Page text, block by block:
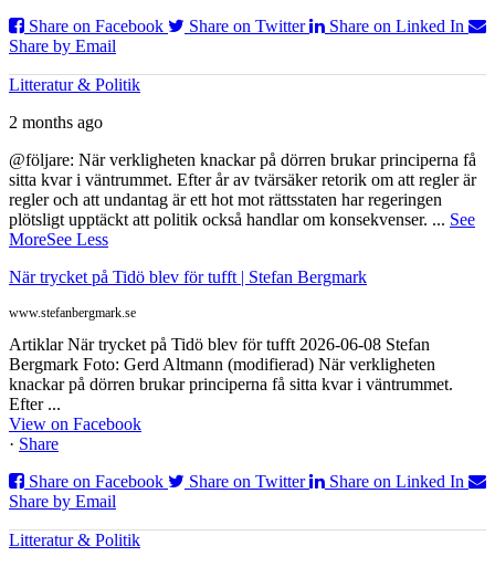
Share on Facebook
Share on Twitter
Share on Linked In
Share by Email
Litteratur & Politik
2 months ago
@följare: När verkligheten knackar på dörren brukar principerna få
sitta kvar i väntrummet. Efter år av tvärsäker retorik om att regler är
regler och att undantag är ett hot mot rättsstaten har regeringen
plötsligt upptäckt att politik också handlar om konsekvenser. ... See
MoreSee Less
När trycket på Tidö blev för tufft | Stefan Bergmark
www.stefanbergmark.se
Artiklar När trycket på Tidö blev för tufft 2026-06-08 Stefan
Bergmark Foto: Gerd Altmann (modifierad) När verkligheten
knackar på dörren brukar principerna få sitta kvar i väntrummet.
Efter ...
View on Facebook
· Share
Share on Facebook
Share on Twitter
Share on Linked In
Share by Email
Litteratur & Politik